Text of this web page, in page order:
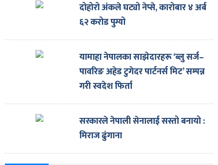
दोहोरो अंकले घट्यो नेप्से, कारोबार ४ अर्ब
६२ करोड पुग्यो
यामाहा नेपालका साझेदारहरू ‘ब्लु सर्ज–
पावरिङ अहेड टुगेदर पार्टनर्स मिट’ सम्पन्न
गरी स्वदेश फिर्ता
सरकारले नेपाली सेनालाई सस्तो बनायो :
मिराज ढुंगाना